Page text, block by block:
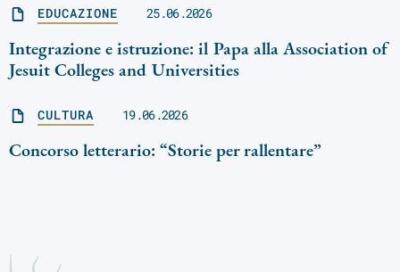
EDUCAZIONE 25.06.2026
Integrazione e istruzione: il Papa alla Association of
Jesuit Colleges and Universities
CULTURA 19.06.2026
Concorso letterario: “Storie per rallentare”